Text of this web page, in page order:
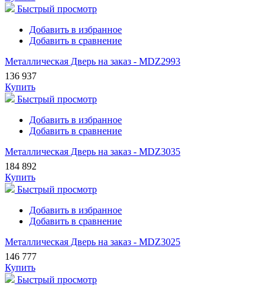
Быстрый просмотр
Добавить в избранное
Добавить в сравнение
Металлическая Дверь на заказ - MDZ2993
136 937
Купить
Быстрый просмотр
Добавить в избранное
Добавить в сравнение
Металлическая Дверь на заказ - MDZ3035
184 892
Купить
Быстрый просмотр
Добавить в избранное
Добавить в сравнение
Металлическая Дверь на заказ - MDZ3025
146 777
Купить
Быстрый просмотр